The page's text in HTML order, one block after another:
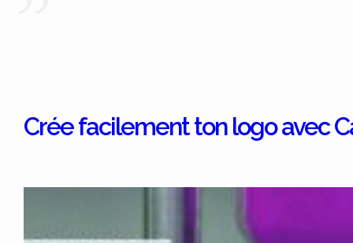
Crée facilement ton logo avec